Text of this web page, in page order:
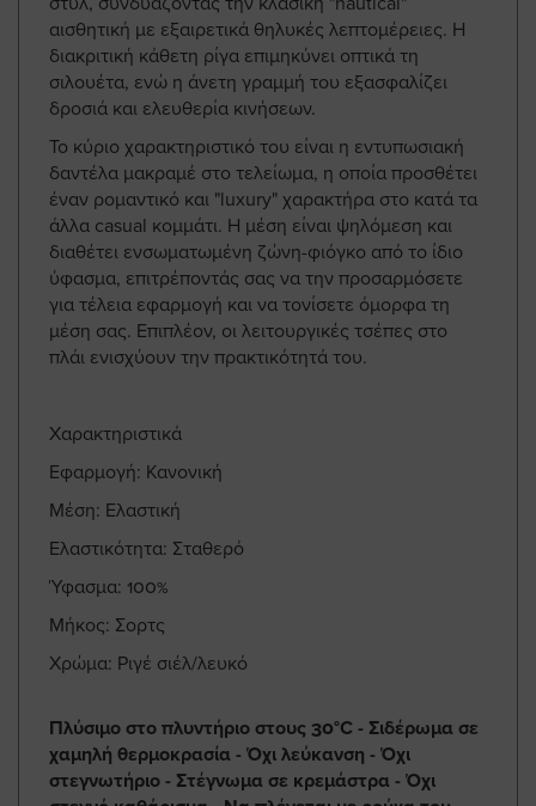
αισθητική με εξαιρετικά θηλυκές λεπτομέρειες. Η
διακριτική κάθετη ρίγα επιμηκύνει οπτικά τη
σιλουέτα, ενώ η άνετη γραμμή του εξασφαλίζει
δροσιά και ελευθερία κινήσεων.
Το κύριο χαρακτηριστικό του είναι η εντυπωσιακή
δαντέλα μακραμέ στο τελείωμα, η οποία προσθέτει
έναν ρομαντικό και "luxury" χαρακτήρα στο κατά τα
άλλα casual κομμάτι. Η μέση είναι ψηλόμεση και
διαθέτει ενσωματωμένη ζώνη-φιόγκο από το ίδιο
ύφασμα, επιτρέποντάς σας να την προσαρμόσετε
για τέλεια εφαρμογή και να τονίσετε όμορφα τη
μέση σας. Επιπλέον, οι λειτουργικές τσέπες στο
πλάι ενισχύουν την πρακτικότητά του.
Χαρακτηριστικά
Εφαρμογή: Κανονική
Μέση: Ελαστική
Ελαστικότητα: Σταθερό
Ύφασμα: 100%
Μήκος: Σορτς
Χρώμα: Ριγέ σιέλ/λευκό
Πλύσιμο στο πλυντήριο στους 30°C - Σιδέρωμα σε
χαμηλή θερμοκρασία - Όχι λεύκανση - Όχι
στεγνωτήριο - Στέγνωμα σε κρεμάστρα - Όχι